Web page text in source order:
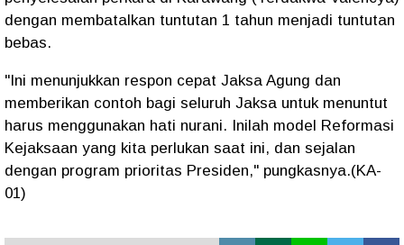
dengan membatalkan tuntutan 1 tahun menjadi tuntutan
bebas.
"Ini menunjukkan respon cepat Jaksa Agung dan
memberikan contoh bagi seluruh Jaksa untuk menuntut
harus menggunakan hati nurani. Inilah model Reformasi
Kejaksaan yang kita perlukan saat ini, dan sejalan
dengan program prioritas Presiden," pungkasnya.(KA-
01)